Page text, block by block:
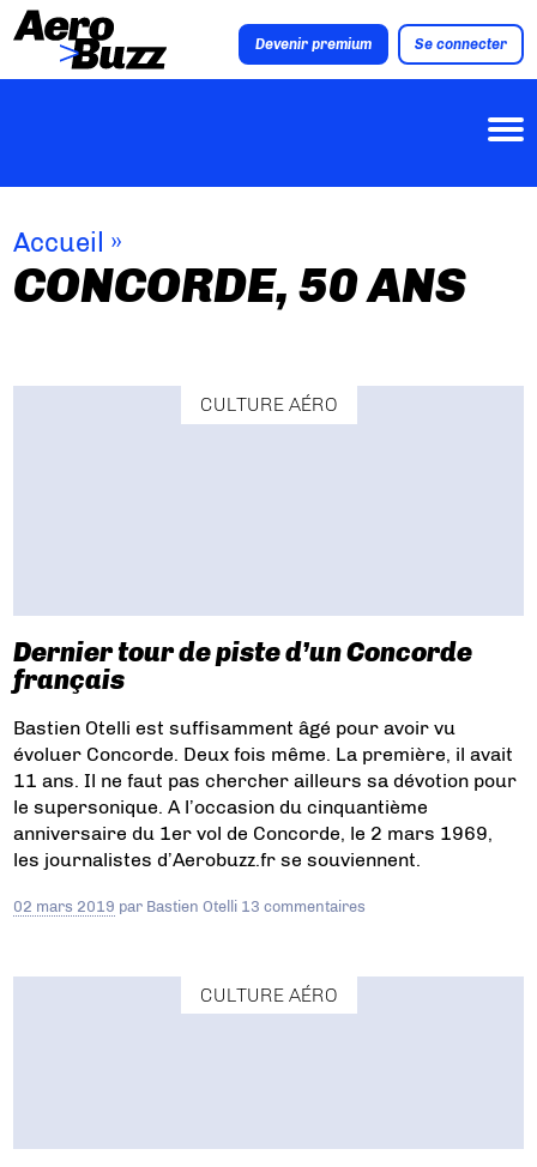
Devenir premium Se connecter
Accueil »
CONCORDE, 50 ANS
CULTURE AÉRO
Dernier tour de piste d’un Concorde
français
Bastien Otelli est suffisamment âgé pour avoir vu
évoluer Concorde. Deux fois même. La première, il avait
11 ans. Il ne faut pas chercher ailleurs sa dévotion pour
le supersonique. A l’occasion du cinquantième
anniversaire du 1er vol de Concorde, le 2 mars 1969,
les journalistes d’Aerobuzz.fr se souviennent.
02 mars 2019 par Bastien Otelli 13 commentaires
CULTURE AÉRO